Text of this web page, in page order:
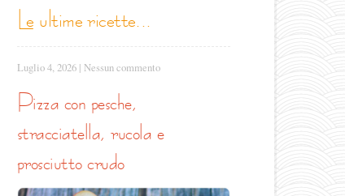
le ultime ricette...
Luglio 4, 2026 | Nessun commento
pizza con pesche,
stracciatella, rucola e
prosciutto crudo